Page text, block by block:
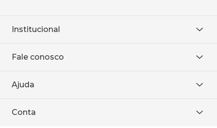
Institucional
Onde encontrar
Baixe o APP
Fale conosco
WhatsApp
Ajuda
Política de entrega
Conta